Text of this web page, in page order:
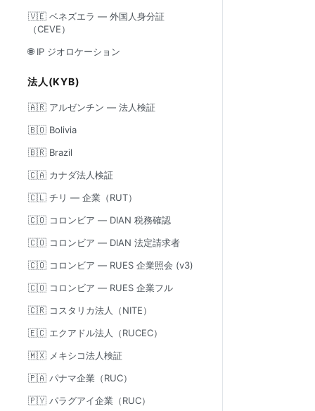
🇻🇪 ベネズエラ — 外国人身分証
（CEVE）
🌐 IP ジオロケーション
法人(KYB)
🇦🇷 アルゼンチン — 法人検証
🇧🇴 Bolivia
🇧🇷 Brazil
🇨🇦 カナダ法人検証
🇨🇱 チリ — 企業（RUT）
🇨🇴 コロンビア — DIAN 税務確認
🇨🇴 コロンビア — DIAN 法定請求者
🇨🇴 コロンビア — RUES 企業照会 (v3)
🇨🇴 コロンビア — RUES 企業フル
🇨🇷 コスタリカ法人（NITE）
🇪🇨 エクアドル法人（RUCEC）
🇲🇽 メキシコ法人検証
🇵🇦 パナマ企業（RUC）
🇵🇾 パラグアイ企業（RUC）